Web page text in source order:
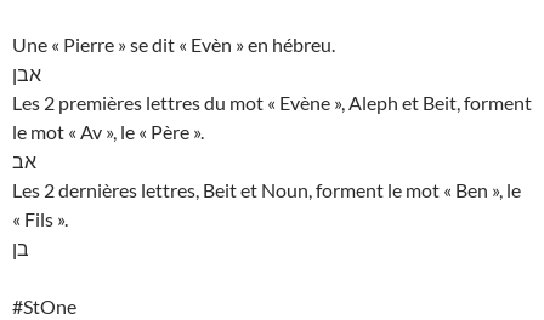
Une « Pierre » se dit « Evèn » en hébreu.
אבן
Les 2 premières lettres du mot « Evène », Aleph et Beit, forment
le mot « Av », le « Père ».
אב
Les 2 dernières lettres, Beit et Noun, forment le mot « Ben », le
« Fils ».
בן
#StOne